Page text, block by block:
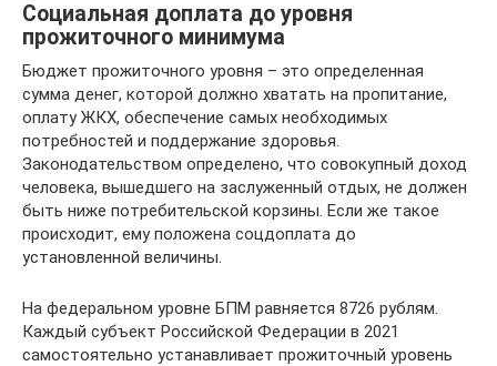
Социальная доплата до уровня
прожиточного минимума
Бюджет прожиточного уровня – это определенная
сумма денег, которой должно хватать на пропитание,
оплату ЖКХ, обеспечение самых необходимых
потребностей и поддержание здоровья.
Законодательством определено, что совокупный доход
человека, вышедшего на заслуженный отдых, не должен
быть ниже потребительской корзины. Если же такое
происходит, ему положена соцдоплата до
установленной величины.
На федеральном уровне БПМ равняется 8726 рублям.
Каждый субъект Российской Федерации в 2021
самостоятельно устанавливает прожиточный уровень